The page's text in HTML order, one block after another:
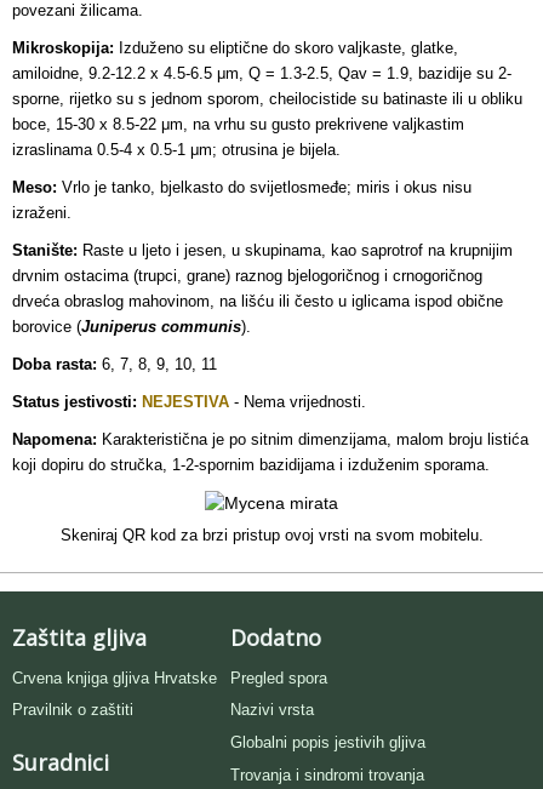
povezani žilicama.
Mikroskopija: Izduženo su eliptične do skoro valjkaste, glatke,
amiloidne, 9.2-12.2 x 4.5-6.5 μm, Q = 1.3-2.5, Qav = 1.9, bazidije su 2-
sporne, rijetko su s jednom sporom, cheilocistide su batinaste ili u obliku
boce, 15-30 x 8.5-22 μm, na vrhu su gusto prekrivene valjkastim
izraslinama 0.5-4 x 0.5-1 μm; otrusina je bijela.
Meso: Vrlo je tanko, bjelkasto do svijetlosmeđe; miris i okus nisu
izraženi.
Stanište: Raste u ljeto i jesen, u skupinama, kao saprotrof na krupnijim
drvnim ostacima (trupci, grane) raznog bjelogoričnog i crnogoričnog
drveća obraslog mahovinom, na lišću ili često u iglicama ispod obične
borovice (Juniperus communis).
Doba rasta: 6, 7, 8, 9, 10, 11
Status jestivosti: NEJESTIVA - Nema vrijednosti.
Napomena: Karakteristična je po sitnim dimenzijama, malom broju listića
koji dopiru do stručka, 1-2-spornim bazidijama i izduženim sporama.
Skeniraj QR kod za brzi pristup ovoj vrsti na svom mobitelu.
Zaštita gljiva
Crvena knjiga gljiva Hrvatske
Pravilnik o zaštiti
Suradnici
Dodatno
Pregled spora
Nazivi vrsta
Globalni popis jestivih gljiva
Trovanja i sindromi trovanja